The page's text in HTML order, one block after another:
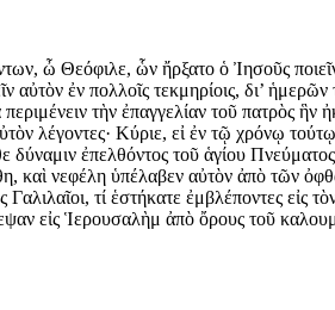
ὦ Θεόφιλε, ὧν ἤρξατο ὁ Ἰησοῦς
αὐτὸν ἐν πολλοῖς τεκμηρίοις, δι’
τὴν ἐπαγγελίαν τοῦ πατρὸς
λέγοντες· Κύριε, εἰ ἐν τῷ χρόνῳ
δύναμιν ἐπελθόντος τοῦ ἁγίου
καὶ νεφέλη ὑπέλαβεν αὐτὸν ἀπὸ τῶν
Γαλιλαῖοι, τί ἑστήκατε ἐμβλέποντες
εἰς Ἱερουσαλὴμ ἀπὸ ὄρους τοῦ